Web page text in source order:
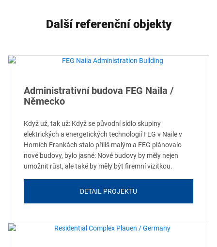
Další referenční objekty
Administrativní budova FEG Naila /
Německo
Když už, tak už: Když se původní sídlo skupiny
elektrických a energetických technologií FEG v Naile v
Horních Frankách stalo příliš malým a FEG plánovalo
nové budovy, bylo jasné: Nové budovy by měly nejen
umožnit růst, ale také by měly být firemní vizitkou.
DETAIL PROJEKTU